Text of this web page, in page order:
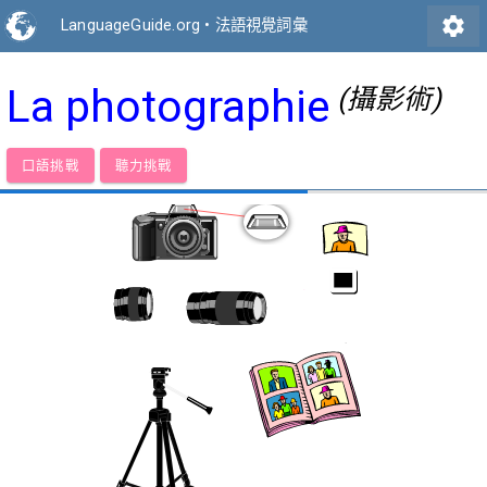
LanguageGuide.org • 法語視覺詞彙 settings
La photographie (攝影術)
口語挑戰 聽力挑戰